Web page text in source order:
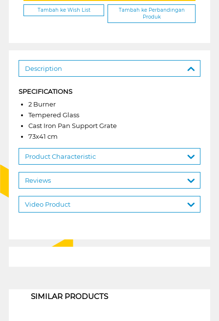
Tambah ke Wish List
Tambah ke Perbandingan
Produk
Description
SPECIFICATIONS
2 Burner
Tempered Glass
Cast Iron Pan Support Grate
73x41 cm
Product Characteristic
Reviews
Video Product
SIMILAR PRODUCTS